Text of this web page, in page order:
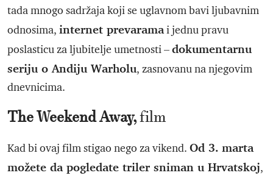
tada mnogo sadržaja koji se uglavnom bavi ljubavnim
odnosima, internet prevaramai jednu pravu
poslasticu za ljubitelje umetnosti –dokumentarnu
seriju o Andiju Warholu, zasnovanu na njegovim
dnevnicima.
The Weekend Away,film
Kad bi ovaj film stigao nego za vikend. Od 3. marta
možete da pogledate triler sniman u Hrvatskoj,